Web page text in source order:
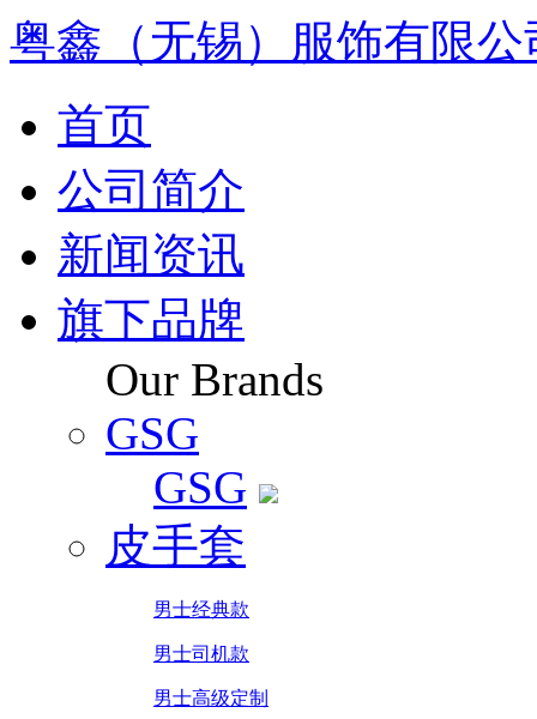
粤鑫（无锡）服饰有限公
首页
公司简介
新闻资讯
旗下品牌
Our Brands
GSG
GSG
皮手套
男士经典款
男士司机款
男士高级定制